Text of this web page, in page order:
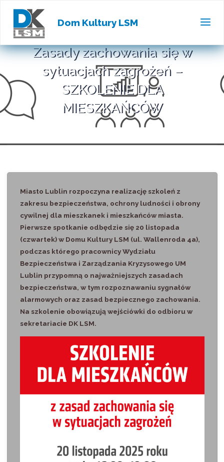
Dom Kultury LSM
Zasady zachowania się w
sytuacjach zagrożeń –
SZKOLENIE DLA
MIESZKAŃCÓW
Miasto Lublin rozpoczyna realizację szkoleń z
zakresu bezpieczeństwa, ochrony ludności i obrony
cywilnej dla mieszkanek i mieszkańców miasta.
Pierwsze spotkanie odbędzie się 20 listopada
(czwartek) w Domu Kultury LSM (ul. Wallenroda 4a),
podczas którego pracownicy Wydziału
Bezpieczeństwa i Zarządzania Kryzysowego UM
Lublin przypomną o najważniejszych zasadach
bezpieczeństwa, w tym rozpoznawaniu sygnałów
alarmowych oraz zasad bezpiecznego zachowania.
Na szkolenie obowiązują wejściówki do odbioru w
sekretariacie DK LSM.